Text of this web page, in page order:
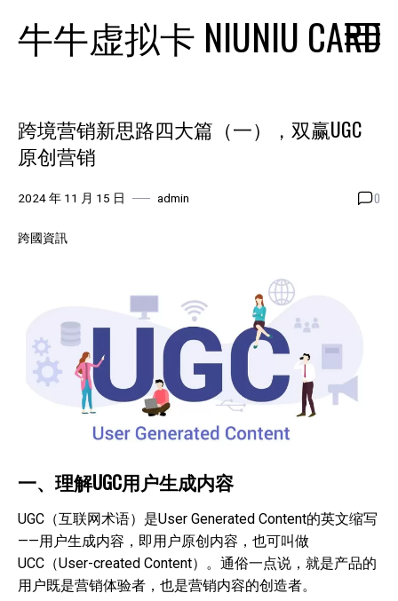
content牛牛虚拟卡 NIUNIU CARD
跨境营销新思路四大篇（一），双赢UGC
原创营销
2024 年 11 月 15 日 admin 0
跨國資訊
一、理解UGC用户生成内容
UGC（互联网术语）是User Generated Content的英文缩写
——用户生成内容，即用户原创内容，也可叫做
UCC（User-created Content）。通俗一点说，就是产品的
用户既是营销体验者，也是营销内容的创造者。